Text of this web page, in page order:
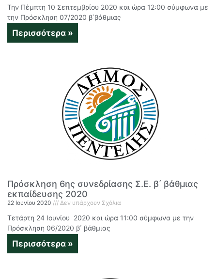
Την Πέμπτη 10 Σεπτεμβρίου 2020 και ώρα 12:00 σύμφωνα με
την Πρόσκληση 07/2020 β΄βάθμιας
Περισσότερα »
Πρόσκληση 6ης συνεδρίασης Σ.Ε. β΄ βάθμιας
εκπαίδευσης 2020
22 Ιουνίου 2020 Δεν υπάρχουν Σχόλια
Τετάρτη 24 Ιουνίου 2020 και ώρα 11:00 σύμφωνα με την
Πρόσκληση 06/2020 β΄ βάθμιας
Περισσότερα »